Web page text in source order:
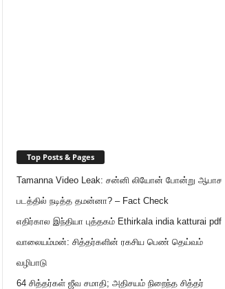
Top Posts & Pages
Tamanna Video Leak: சன்னி லியோன் போன்று ஆபாச
படத்தில் நடித்த தமன்னா? – Fact Check
எதிர்கால இந்தியா புத்தகம் Ethirkala india katturai pdf
வாலையம்மன்: சித்தர்களின் ரகசிய பெண் தெய்வம்
வழிபாடு
64 சித்தர்கள் ஜீவ சமாதி; அதிசயம் நிறைந்த சித்தர்